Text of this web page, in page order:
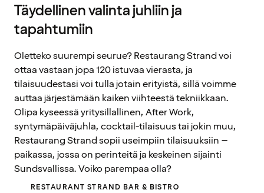
Täydellinen valinta juhliin ja
tapahtumiin
Oletteko suurempi seurue? Restaurang Strand voi
ottaa vastaan jopa 120 istuvaa vierasta, ja
tilaisuudestasi voi tulla jotain erityistä, sillä voimme
auttaa järjestämään kaiken viihteestä tekniikkaan.
Olipa kyseessä yritysillallinen, After Work,
syntymäpäiväjuhla, cocktail-tilaisuus tai jokin muu,
Restaurang Strand sopii useimpiin tilaisuuksiin –
paikassa, jossa on perinteitä ja keskeinen sijainti
Sundsvallissa. Voiko parempaa olla?
RESTAURANT STRAND BAR & BISTRO